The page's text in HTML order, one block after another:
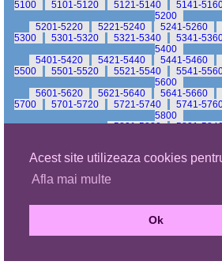
Acest site utilizeaza cookies
Afla mai multe
Ok
5100
5101-5120 5121-5140 5141-
5200
5201-5220
5221-5240 5241-5260
5300
5301-5320 5321-5340 5341-
5400
5401-5420
5421-5440 5441-5460
5500
5501-5520 5521-5540 5541-
5600
5601-5620
5621-5640 5641-5660
5700
5701-5720 5721-5740 5741-
5800
5801-5820
5821-
© 1999 - 2026 (site) © 2002 - 2026
Romania
Privacy policy
Main